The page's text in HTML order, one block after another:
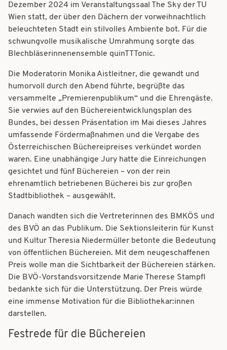
Dezember 2024 im Veranstaltungssaal The Sky der TU
Wien statt, der über den Dächern der vorweihnachtlich
beleuchteten Stadt ein stilvolles Ambiente bot. Für die
schwungvolle musikalische Umrahmung sorgte das
Blechbläserinnenensemble quinTTTonic.
Die Moderatorin Monika Aistleitner, die gewandt und
humorvoll durch den Abend führte, begrüßte das
versammelte „Premierenpublikum“ und die Ehrengäste.
Sie verwies auf den Büchereientwicklungsplan des
Bundes, bei dessen Präsentation im Mai dieses Jahres
umfassende Fördermaßnahmen und die Vergabe des
Österreichischen Büchereipreises verkündet worden
waren. Eine unabhängige Jury hatte die Einreichungen
gesichtet und fünf Büchereien – von der rein
ehrenamtlich betriebenen Bücherei bis zur großen
Stadtbibliothek – ausgewählt.
Danach wandten sich die Vertreterinnen des BMKÖS und
des BVÖ an das Publikum. Die Sektionsleiterin für Kunst
und Kultur Theresia Niedermüller betonte die Bedeutung
von öffentlichen Büchereien. Mit dem neugeschaffenen
Preis wolle man die Sichtbarkeit der Büchereien stärken.
Die BVÖ-Vorstandsvorsitzende Marie Therese Stampfl
bedankte sich für die Unterstützung. Der Preis würde
eine immense Motivation für die Bibliothekar:innen
darstellen.
Festrede für die Büchereien